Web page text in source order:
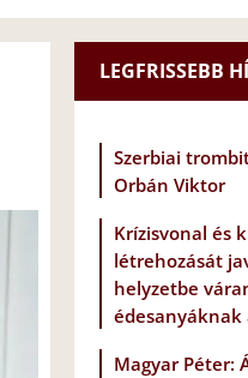
LEGFRISSEBB
Szerbiai
Orbán Viktor
Krízisvonal és
létrehozását
helyzetbe
édesanyáknak
Magyar Péter: